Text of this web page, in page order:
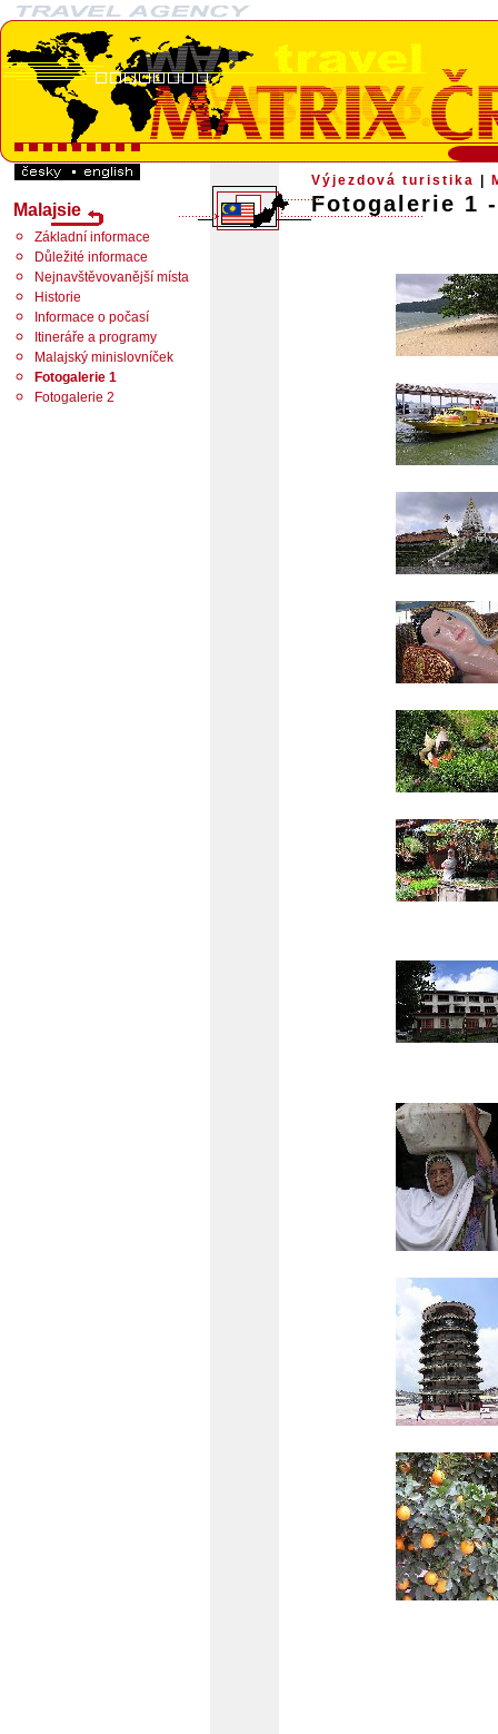
Výjezdová turistika
Fotogalerie 1
Malajsie
Základní informace
Důležité informace
Nejnavštěvovanější místa
Historie
Informace o počasí
Itineráře a programy
Malajský minislovníček
Fotogalerie 1
Fotogalerie 2